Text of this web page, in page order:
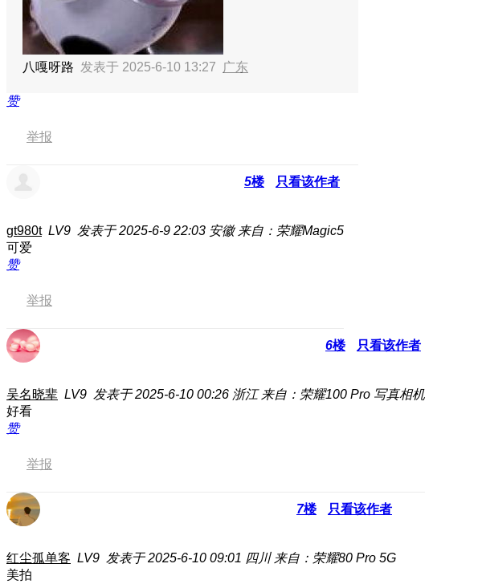
八嘎呀路 发表于 2025-6-10 13:27 广东
赞
举报
5楼 只看该作者
gt980t LV9 发表于 2025-6-9 22:03 安徽 来自：荣耀Magic5
可爱
赞
举报
6楼 只看该作者
吴名晓辈 LV9 发表于 2025-6-10 00:26 浙江 来自：荣耀100 Pro 写真相机
好看
赞
举报
7楼 只看该作者
红尘孤单客 LV9 发表于 2025-6-10 09:01 四川 来自：荣耀80 Pro 5G
美拍